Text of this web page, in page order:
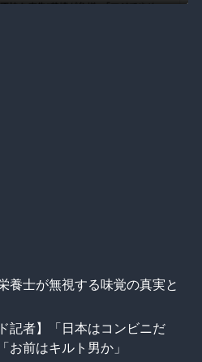
養士が無視する味覚の真実と
記者】「日本はコンビニだ
お前はキルト男か」